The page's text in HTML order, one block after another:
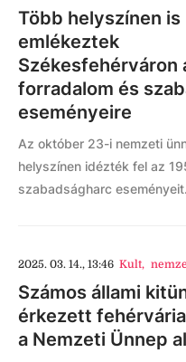
Több helyszínen is
emlékeztek
Székesfehérváron
forradalom és
eseményeire
Az október 23-i nemzeti
helyszínen idézték fel az
szabadságharc eseményeit.
2025. 03. 14., 13:46 Kult,
Számos állami
érkezett
a Nemzeti Ünnep